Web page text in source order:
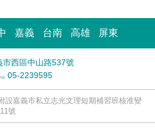
嘉義 台南 高雄 屏東
市西區中山路537號
05-2239595
設嘉義市私立志光文理短期補習班核准變
號